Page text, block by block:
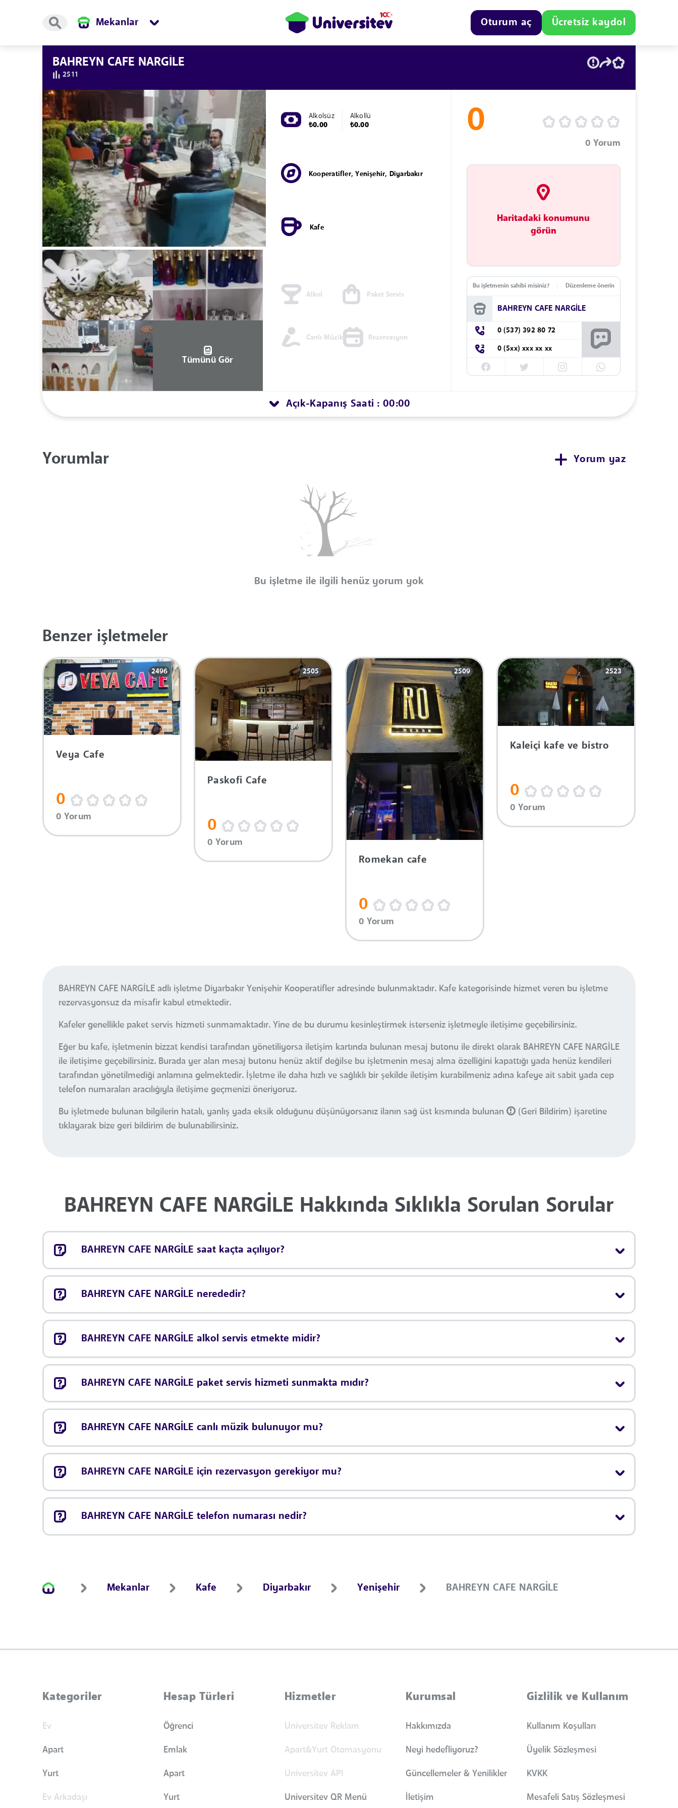
Mekanlar Oturum aç Ücretsiz kaydol
BAHREYN CAFE NARGİLE
2511
Tümünü Gör
Alkolsüz
₺0.00
Alkollü
₺0.00
Kooperatifler, Yenişehir, Diyarbakır
Kafe
Alkol Paket Servis
Canlı Müzik Rezervasyon
0
0 Yorum
Haritadaki konumunu
görün
Bu işletmenin sahibi misiniz? Düzenleme önerin
BAHREYN CAFE NARGİLE
0 (537) 392 80 72
0 (5xx) xxx xx xx
Açık-Kapanış Saati : 00:00
Yorumlar Yorum yaz
Bu işletme ile ilgili henüz yorum yok
Benzer işletmeler
2496
Veya Cafe
0
0 Yorum
2505
Paskofi Cafe
0
0 Yorum
2509
Romekan cafe
0
0 Yorum
2523
Kaleiçi kafe ve bistro
0
0 Yorum
BAHREYN CAFE NARGİLE adlı işletme Diyarbakır Yenişehir Kooperatifler adresinde bulunmaktadır. Kafe kategorisinde hizmet veren bu işletme
rezervasyonsuz da misafir kabul etmektedir.
Kafeler genellikle paket servis hizmeti sunmamaktadır. Yine de bu durumu kesinleştirmek isterseniz işletmeyle iletişime geçebilirsiniz.
Eğer bu kafe, işletmenin bizzat kendisi tarafından yönetiliyorsa iletişim kartında bulunan mesaj butonu ile direkt olarak BAHREYN CAFE NARGİLE
ile iletişime geçebilirsiniz. Burada yer alan mesaj butonu henüz aktif değilse bu işletmenin mesaj alma özelliğini kapattığı yada henüz kendileri
tarafından yönetilmediği anlamına gelmektedir. İşletme ile daha hızlı ve sağlıklı bir şekilde iletişim kurabilmeniz adına kafeye ait sabit yada cep
telefon numaraları aracılığıyla iletişime geçmenizi öneriyoruz.
Bu işletmede bulunan bilgilerin hatalı, yanlış yada eksik olduğunu düşünüyorsanız ilanın sağ üst kısmında bulunan
(Geri Bildirim) işaretine
tıklayarak bize geri bildirim de bulunabilirsiniz.
BAHREYN CAFE NARGİLE Hakkında Sıklıkla Sorulan Sorular
BAHREYN CAFE NARGİLE saat kaçta açılıyor?
BAHREYN CAFE NARGİLE nerededir?
BAHREYN CAFE NARGİLE alkol servis etmekte midir?
BAHREYN CAFE NARGİLE paket servis hizmeti sunmakta mıdır?
BAHREYN CAFE NARGİLE canlı müzik bulunuyor mu?
BAHREYN CAFE NARGİLE için rezervasyon gerekiyor mu?
BAHREYN CAFE NARGİLE telefon numarası nedir?
Mekanlar Kafe Diyarbakır Yenişehir BAHREYN CAFE NARGİLE
Kategoriler
Ev
Apart
Yurt
Ev Arkadaşı
Hesap Türleri
Öğrenci
Emlak
Apart
Yurt
Hizmetler
Universitev Reklam
Apart&Yurt Otomasyonu
Universitev API
Universitev QR Menü
Kurumsal
Hakkımızda
Neyi hedefliyoruz?
Güncellemeler & Yenilikler
İletişim
Gizlilik ve Kullanım
Kullanım Koşulları
Üyelik Sözleşmesi
KVKK
Mesafeli Satış Sözleşmesi